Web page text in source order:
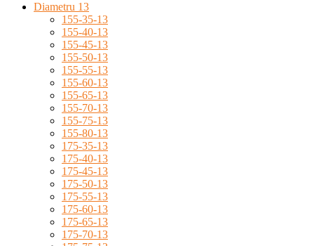
Diametru 13
155-35-13
155-40-13
155-45-13
155-50-13
155-55-13
155-60-13
155-65-13
155-70-13
155-75-13
155-80-13
175-35-13
175-40-13
175-45-13
175-50-13
175-55-13
175-60-13
175-65-13
175-70-13